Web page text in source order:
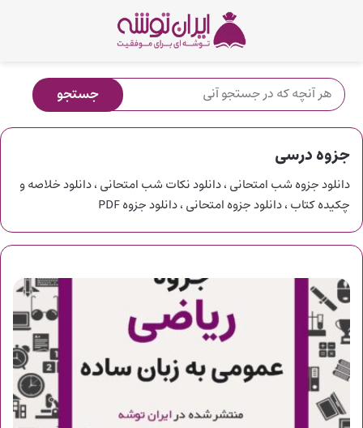
جزوه درسی
دانلود جزوه شب امتحانی ، دانلود نکات شب امتحانی ، دانلود خلاصه و
چکیده کتاب ، دانلود جزوه امتحانی ، دانلود جزوه PDF